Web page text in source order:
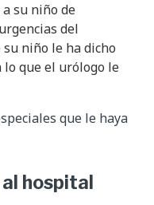
su niño de
del
niño le ha dicho
lo que el urólogo le
que le haya
hospital